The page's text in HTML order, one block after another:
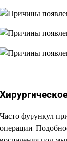
Хирургическое
Часто фурункул
операции.